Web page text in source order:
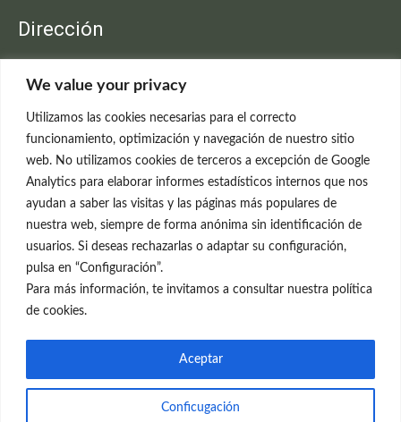
We value your privacy
Utilizamos las cookies necesarias para el correcto
funcionamiento, optimización y navegación de nuestro sitio
web. No utilizamos cookies de terceros a excepción de Google
Analytics para elaborar informes estadísticos internos que nos
ayudan a saber las visitas y las páginas más populares de
nuestra web, siempre de forma anónima sin identificación de
usuarios. Si deseas rechazarlas o adaptar su configuración,
pulsa en “Configuración”.
Para más información, te invitamos a consultar nuestra política
de cookies.
Conficugación
Aceptar
Dirección
C/Claudio Coello, 19 - 1º
699 595 619
rejuvenecimiento@clinicaneleva.com
Información Legal
Política de Privacidad
Política de Cookies